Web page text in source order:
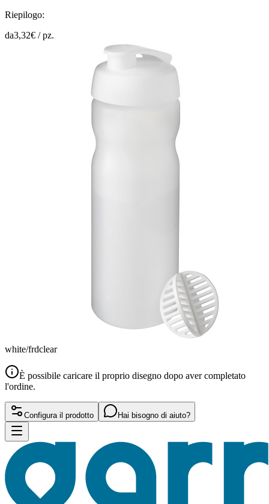
Riepilogo:
da3,32€ /pz.
white/frdclear
È possibile caricare il proprio disegno dopo aver completato
l'ordine.
Configura il prodotto Hai bisogno di aiuto?